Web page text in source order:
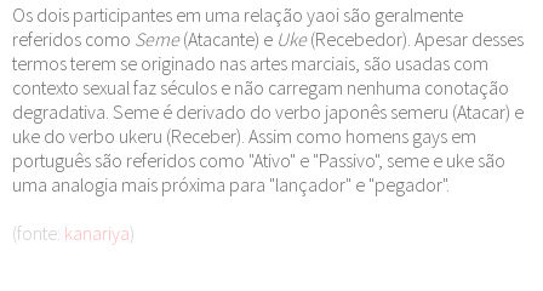
Os dois participantes em uma relação yaoi são geralmente
referidos como Seme(Atacante) e Uke(Recebedor). Apesar desses
termos terem se originado nas artes marciais, são usadas com
contexto sexual faz séculos e não carregam nenhuma conotação
degradativa. Seme é derivado do verbo japonês semeru (Atacar) e
uke do verbo ukeru (Receber). Assim como homens gays em
português são referidos como "Ativo" e "Passivo", seme e uke são
uma analogia mais próxima para "lançador" e "pegador".
(fonte: kanariya)